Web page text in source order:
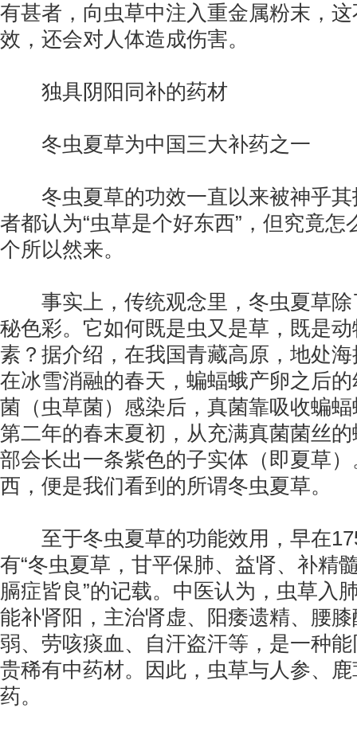
有甚者，向虫草中注入重金属粉末，
效，还会对人体造成伤害。
独具阴阳同补的药材
冬虫夏草为中国三大补药之一
冬虫夏草的功效一直以来被神乎其
者都认为“虫草是个好东西”，但究竟
个所以然来。
事实上，传统观念里，冬虫夏草除
秘色彩。它如何既是虫又是草，既是
素？据介绍，在我国青藏高原，地处
在冰雪消融的春天，蝙蝠蛾产卵之后
菌（虫草菌）感染后，真菌靠吸收蝙
第二年的春末夏初，从充满真菌菌丝
部会长出一条紫色的子实体（即夏草
西，便是我们看到的所谓冬虫夏草。
至于冬虫夏草的功能效用，早在
有“冬虫夏草，甘平保肺、益肾、补精
膈症皆良”的记载。中医认为，虫草入
能补肾阳，主治肾虚、阳痿遗精、腰
弱、劳咳痰血、自汗盗汗等，是一种
贵稀有中药材。因此，虫草与人参、
药。